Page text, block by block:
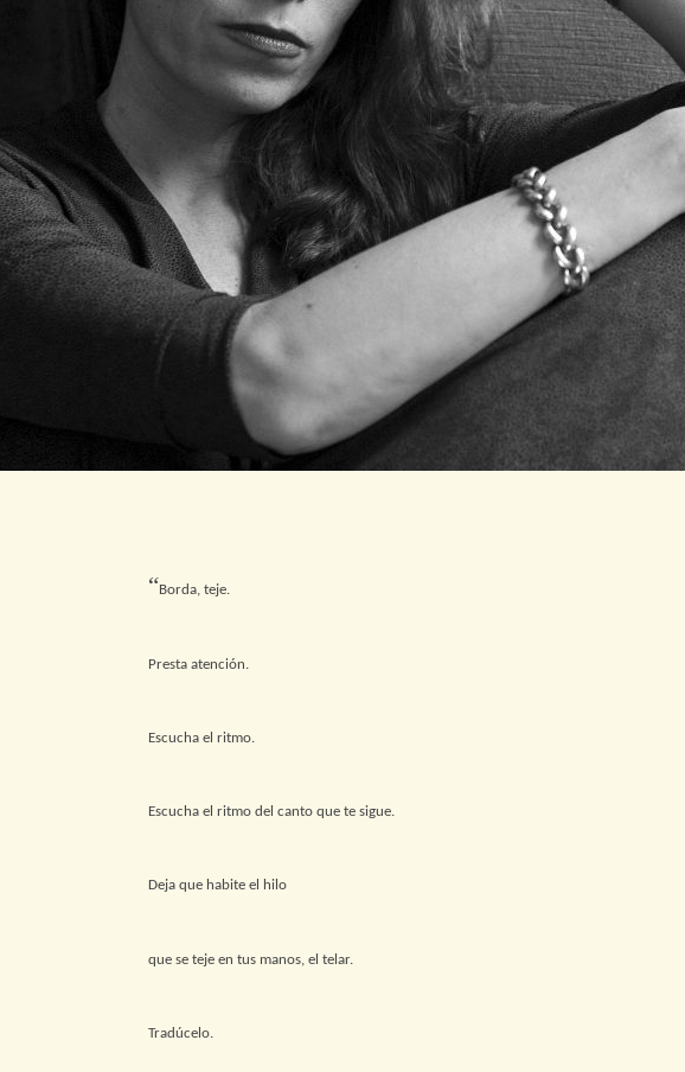
“Borda, teje.
Presta atención.
Escucha el ritmo.
Escucha el ritmo del canto que te sigue.
Deja que habite el hilo
que se teje en tus manos, el telar.
Tradúcelo.